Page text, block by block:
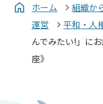
ホーム 組織か
運営
平和・人
んでみたい!」に
座》